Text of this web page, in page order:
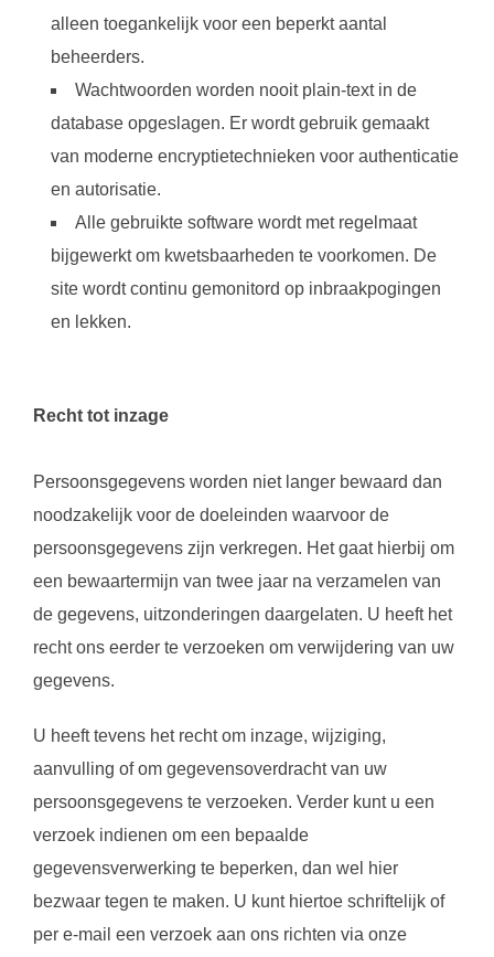
alleen toegankelijk voor een beperkt aantal
beheerders.
Wachtwoorden worden nooit plain-text in de
database opgeslagen. Er wordt gebruik gemaakt
van moderne encryptietechnieken voor authenticatie
en autorisatie.
Alle gebruikte software wordt met regelmaat
bijgewerkt om kwetsbaarheden te voorkomen. De
site wordt continu gemonitord op inbraakpogingen
en lekken.
Recht tot inzage
Persoonsgegevens worden niet langer bewaard dan
noodzakelijk voor de doeleinden waarvoor de
persoonsgegevens zijn verkregen. Het gaat hierbij om
een bewaartermijn van twee jaar na verzamelen van
de gegevens, uitzonderingen daargelaten. U heeft het
recht ons eerder te verzoeken om verwijdering van uw
gegevens.
U heeft tevens het recht om inzage, wijziging,
aanvulling of om gegevensoverdracht van uw
persoonsgegevens te verzoeken. Verder kunt u een
verzoek indienen om een bepaalde
gegevensverwerking te beperken, dan wel hier
bezwaar tegen te maken. U kunt hiertoe schriftelijk of
per e-mail een verzoek aan ons richten via onze